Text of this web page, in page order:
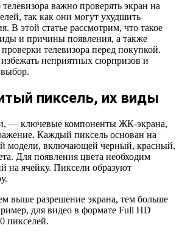
важно проверять экран на
так как они могут ухудшить
В этой статье рассмотрим, что такое
и причины появления, а также
телевизора перед покупкой.
неприятных сюрпризов и
пиксель, их виды
— ключевые компоненты ЖК-экрана,
Каждый пиксель основан на
модели, включающей черный, красный,
Для появления цвета необходим
на ячейку. Пиксели образуют
выше разрешение экрана, тем больше
для видео в формате Full HD
пикселей.